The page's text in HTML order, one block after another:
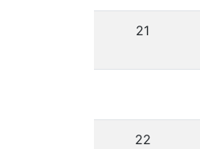
21
22